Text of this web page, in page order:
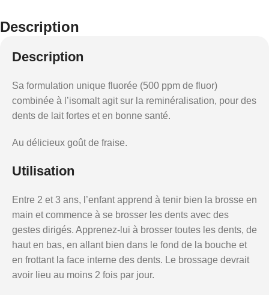
Description
Description
Sa formulation unique fluorée (500 ppm de fluor)
combinée à l’isomalt agit sur la reminéralisation, pour des
dents de lait fortes et en bonne santé.
Au délicieux goût de fraise.
Utilisation
Entre 2 et 3 ans, l’enfant apprend à tenir bien la brosse en
main et commence à se brosser les dents avec des
gestes dirigés. Apprenez-lui à brosser toutes les dents, de
haut en bas, en allant bien dans le fond de la bouche et
en frottant la face interne des dents. Le brossage devrait
avoir lieu au moins 2 fois par jour.